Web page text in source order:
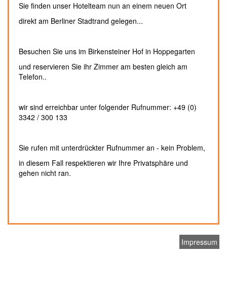
Sie finden unser Hotelteam nun an einem neuen Ort
direkt am Berliner Stadtrand gelegen...
Besuchen Sie uns im Birkensteiner Hof in Hoppegarten
und reservieren Sie ihr Zimmer am besten gleich am
Telefon..
wir sind erreichbar unter folgender Rufnummer: +49 (0)
3342 / 300 133
Sie rufen mit unterdrückter Rufnummer an - kein Problem,
in diesem Fall respektieren wir Ihre Privatsphäre und
gehen nicht ran.
Impressum